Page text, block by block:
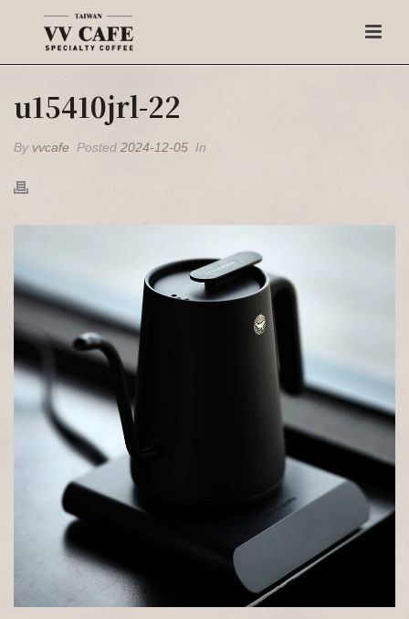
u15410jrl-22
By vvcafe Posted 2024-12-05 In